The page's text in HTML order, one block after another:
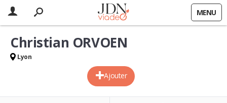
MENU
Ajouter
Christian ORVOEN
Lyon